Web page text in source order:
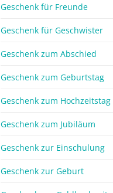
Geschenk für Freunde
Geschenk für Geschwister
Geschenk zum Abschied
Geschenk zum Geburtstag
Geschenk zum Hochzeitstag
Geschenk zum Jubiläum
Geschenk zur Einschulung
Geschenk zur Geburt